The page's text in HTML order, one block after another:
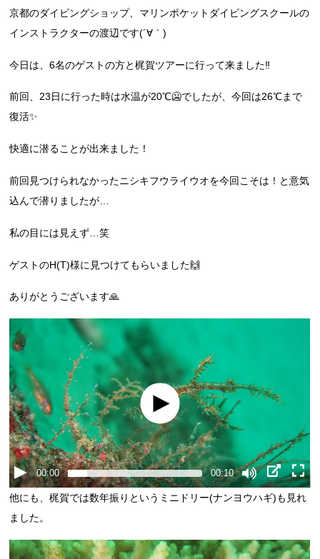
京都のダイビングショップ、マリンポケットダイビングスクールの
インストラクターの渡辺です(´∀｀)
今日は、6名のゲストの方と梶賀ツアーに行って来ました‼︎
前回、23日に行った時は水温が20℃🥶でしたが、今回は26℃まで
復活✨
快適に潜ることが出来ました！
前回見つけられなかったニシキフウライウオを今回こそは！と意気
込んで潜りましたが…
私の目には見えず…笑
ゲストのH(T)様に見つけてもらいました🙌
ありがとうございます🙏
00:00 00:10
他にも、梶賀では数年振りというミニドリー(ナンヨウハギ)も見れ
ました。